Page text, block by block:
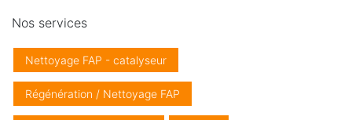
Nos services
Nettoyage FAP - catalyseur
Régénération / Nettoyage FAP